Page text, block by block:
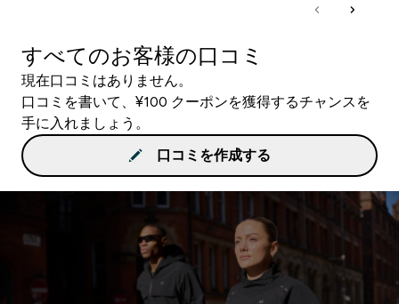
すべてのお客様の口コミ
現在口コミはありません。
口コミを書いて、¥100 クーポンを獲得するチャンスを
手に入れましょう。
口コミを作成する